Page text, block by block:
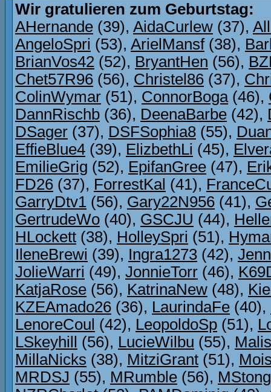
Wir gratulieren zum Geburtstag:
AHernande (39), AidaCurlew (37),
AngeloSpri (53), ArielMansf(38),
BrianVos42 (52), BryantHen (56),
Chet57R96 (56), Christel86 (37),
ColinWymar (51), ConnorBoga(46),
DannRischb (36), DeenaBarbe (42),
DSager (37), DSFSophia8 (55),
EffieBlue4 (39), ElizbethLi (45),
EmilieGrig (52), EpifanGree (47),
FD26 (37), ForrestKal (41),
GarryDtv1 (56), Gary22N956 (41),
GertrudeWo (40), GSCJU (44),
HLockett (38), HolleySpri (51),
IleneBrewi (39), Ingra1273 (42),
JolieWarri (49), JonnieTorr (46),
KatjaRose (56), KatrinaNew (48),
KZEAmado26 (36), LaurindaFe (40),
LenoreCoul (42), LeopoldoSp (51),
LSkeyhill
(56), LucieWilbu (55),
MillaNicks (38), MitziGrant (51),
MRDSJ (55), MRumble (56),